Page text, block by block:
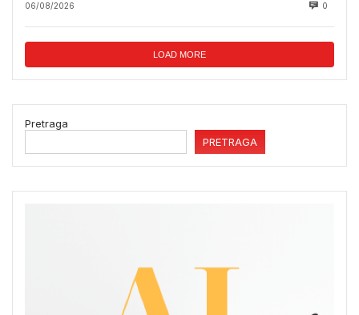
06/08/2026 0
LOAD MORE
Pretraga
PRETRAGA